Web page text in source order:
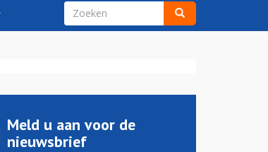
ZOEKVELD
Meld u aan voor de
nieuwsbrief